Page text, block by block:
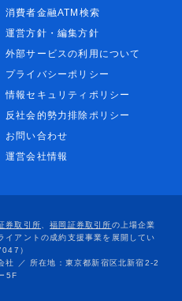
消費者金融ATM検索
運営方針・編集方針
外部サービスの利用について
プライバシーポリシー
情報セキュリティポリシー
反社会的勢力排除ポリシー
お問い合わせ
運営会社情報